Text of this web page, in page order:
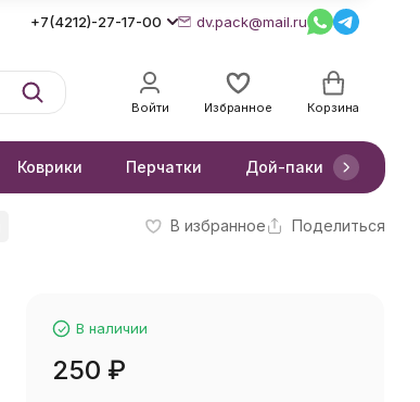
+7(4212)-27-17-00 dv.pack@mail.ru
Войти Избранное Корзина
Коврики Перчатки Дой-паки
В избранное Поделиться
В наличии
250 ₽